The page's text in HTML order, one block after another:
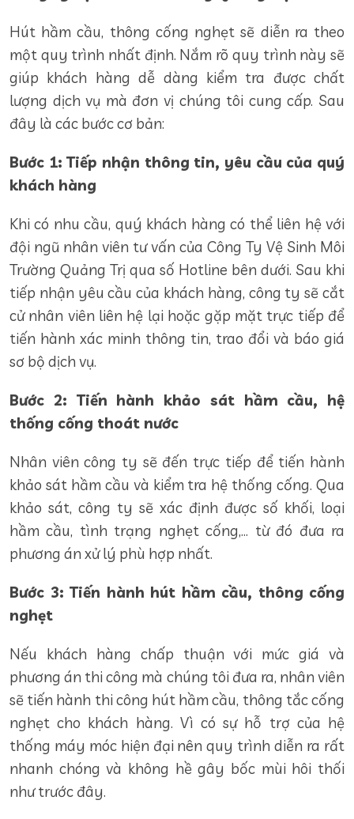
Hút hầm cầu, thông cống nghẹt sẽ diễn ra theo
một quy trình nhất định. Nắm rõ quy trình này sẽ
giúp khách hàng dễ dàng kiểm tra được chất
lượng dịch vụ mà đơn vị chúng tôi cung cấp. Sau
đây là các bước cơ bản:
Bước 1: Tiếp nhận thông tin, yêu cầu của quý
khách hàng
Khi có nhu cầu, quý khách hàng có thể liên hệ với
đội ngũ nhân viên tư vấn của Công Ty Vệ Sinh Môi
Trường Quảng Trị qua số Hotline bên dưới. Sau khi
tiếp nhận yêu cầu của khách hàng, công ty sẽ cắt
cử nhân viên liên hệ lại hoặc gặp mặt trực tiếp để
tiến hành xác minh thông tin, trao đổi và báo giá
sơ bộ dịch vụ.
Bước 2: Tiến hành khảo sát hầm cầu, hệ
thống cống thoát nước
Nhân viên công ty sẽ đến trực tiếp để tiến hành
khảo sát hầm cầu và kiểm tra hệ thống cống. Qua
khảo sát, công ty sẽ xác định được số khối, loại
hầm cầu, tình trạng nghẹt cống,… từ đó đưa ra
phương án xử lý phù hợp nhất.
Bước 3: Tiến hành hút hầm cầu, thông cống
nghẹt
Nếu khách hàng chấp thuận với mức giá và
phương án thi công mà chúng tôi đưa ra, nhân viên
sẽ tiến hành thi công hút hầm cầu, thông tắc cống
nghẹt cho khách hàng. Vì có sự hỗ trợ của hệ
thống máy móc hiện đại nên quy trình diễn ra rất
nhanh chóng và không hề gây bốc mùi hôi thối
như trước đây.